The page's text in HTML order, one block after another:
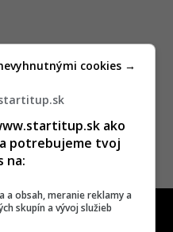
ako
potrebujeme tvoj
na:
a obsah, meranie reklamy a
skupín a vývoj služieb
cookies →